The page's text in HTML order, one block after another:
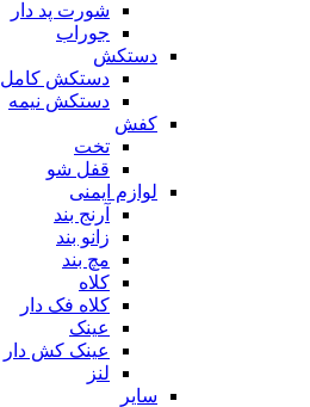
شورت پد دار
جوراب
دستکش
دستکش کامل
دستکش نیمه
کفش
تخت
قفل شو
لوازم ایمنی
آرنج بند
زانو بند
مچ بند
کلاه
کلاه فک دار
عینک
عینک کش دار
لنز
سایر